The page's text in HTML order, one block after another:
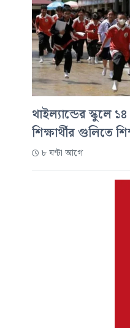
থাইল্যান্ডের স্কুলে
শিক্ষার্থীর গুলিতে
৮ ঘন্টা আগে